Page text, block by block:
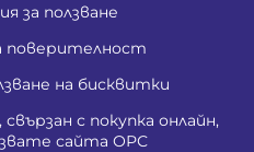
за ползване
поверителност
на бисквитки
с покупка онлайн,
сайта ОРС